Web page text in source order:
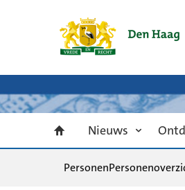
Nieuws
Personen